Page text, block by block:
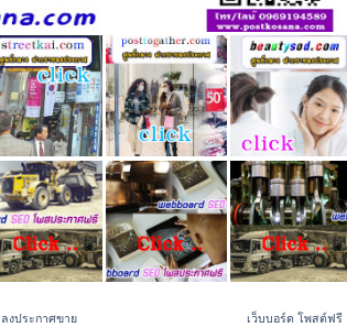
ลงประกาศขาย
เว็บบอร์ด โพสต์ฟรี